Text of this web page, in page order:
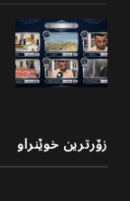
زۆرترین خوێنراو